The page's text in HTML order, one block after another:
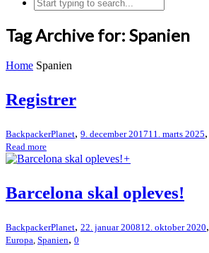
Tag Archive for: Spanien
Home Spanien
Registrer
BackpackerPlanet, 9. december 201711. marts 2025,
Read more
+
Barcelona skal opleves!
BackpackerPlanet, 22. januar 200812. oktober 2020,
Europa Spanien, 0